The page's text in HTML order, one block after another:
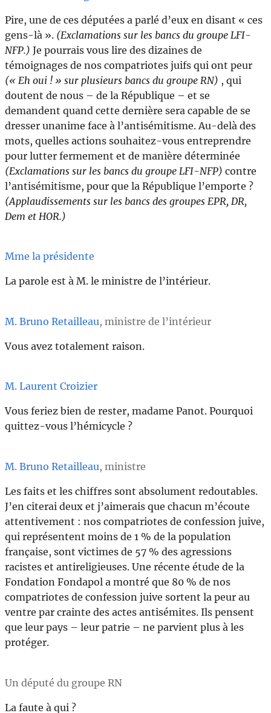
Pire, une de ces députées a parlé d’eux en disant « ces
gens-là ». (Exclamations sur les bancs du groupe LFI-
NFP.) Je pourrais vous lire des dizaines de
témoignages de nos compatriotes juifs qui ont peur
(« Eh oui ! » sur plusieurs bancs du groupe RN) , qui
doutent de nous – de la République – et se
demandent quand cette dernière sera capable de se
dresser unanime face à l’antisémitisme. Au-delà des
mots, quelles actions souhaitez-vous entreprendre
pour lutter fermement et de manière déterminée
(Exclamations sur les bancs du groupe LFI-NFP) contre
l’antisémitisme, pour que la République l’emporte ?
(Applaudissements sur les bancs des groupes EPR, DR,
Dem et HOR.)
Mme la présidente
La parole est à M. le ministre de l’intérieur.
M. Bruno Retailleau, ministre de l’intérieur
Vous avez totalement raison.
M. Laurent Croizier
Vous feriez bien de rester, madame Panot. Pourquoi
quittez-vous l’hémicycle ?
M. Bruno Retailleau, ministre
Les faits et les chiffres sont absolument redoutables.
J’en citerai deux et j’aimerais que chacun m’écoute
attentivement : nos compatriotes de confession juive,
qui représentent moins de 1 % de la population
française, sont victimes de 57 % des agressions
racistes et antireligieuses. Une récente étude de la
Fondation Fondapol a montré que 80 % de nos
compatriotes de confession juive sortent la peur au
ventre par crainte des actes antisémites. Ils pensent
que leur pays – leur patrie – ne parvient plus à les
protéger.
Un député du groupe RN
La faute à qui ?